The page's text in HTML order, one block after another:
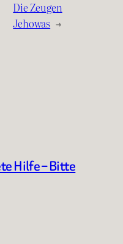
Die Zeugen
Jehowas →
Hilfe – Bitte